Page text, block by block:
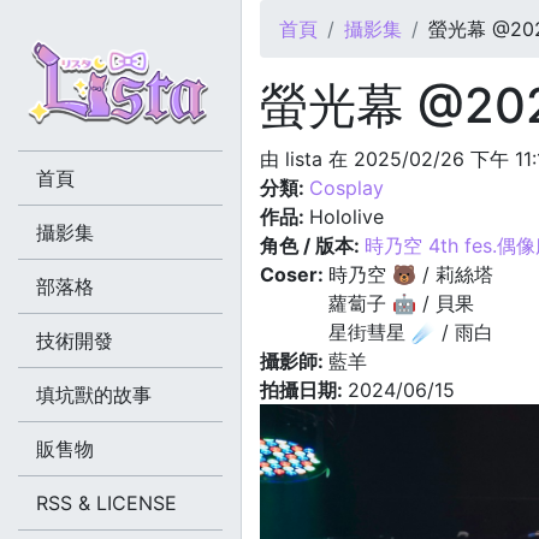
您在這裡
首頁 攝影集 螢光幕
螢光幕
由 lista 在 2025/02/26 下午
分類: Cosplay
作品: Hololive
角色 / 版本: 時乃空 4th fes.偶像
Coser: 時乃空 🐻 / 莉絲塔
蘿蔔子 🤖 / 貝果
星街彗星 ☄️ / 雨白
攝影師: 藍羊
拍攝日期: 2024/06/15
首頁
攝影集
部落格
技術開發
填坑獸的故事
販售物
RSS & LICENSE